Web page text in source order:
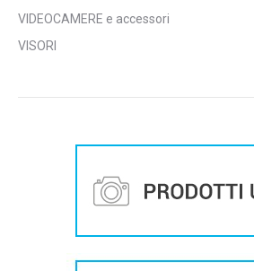
VIDEOCAMERE e accessori
VISORI